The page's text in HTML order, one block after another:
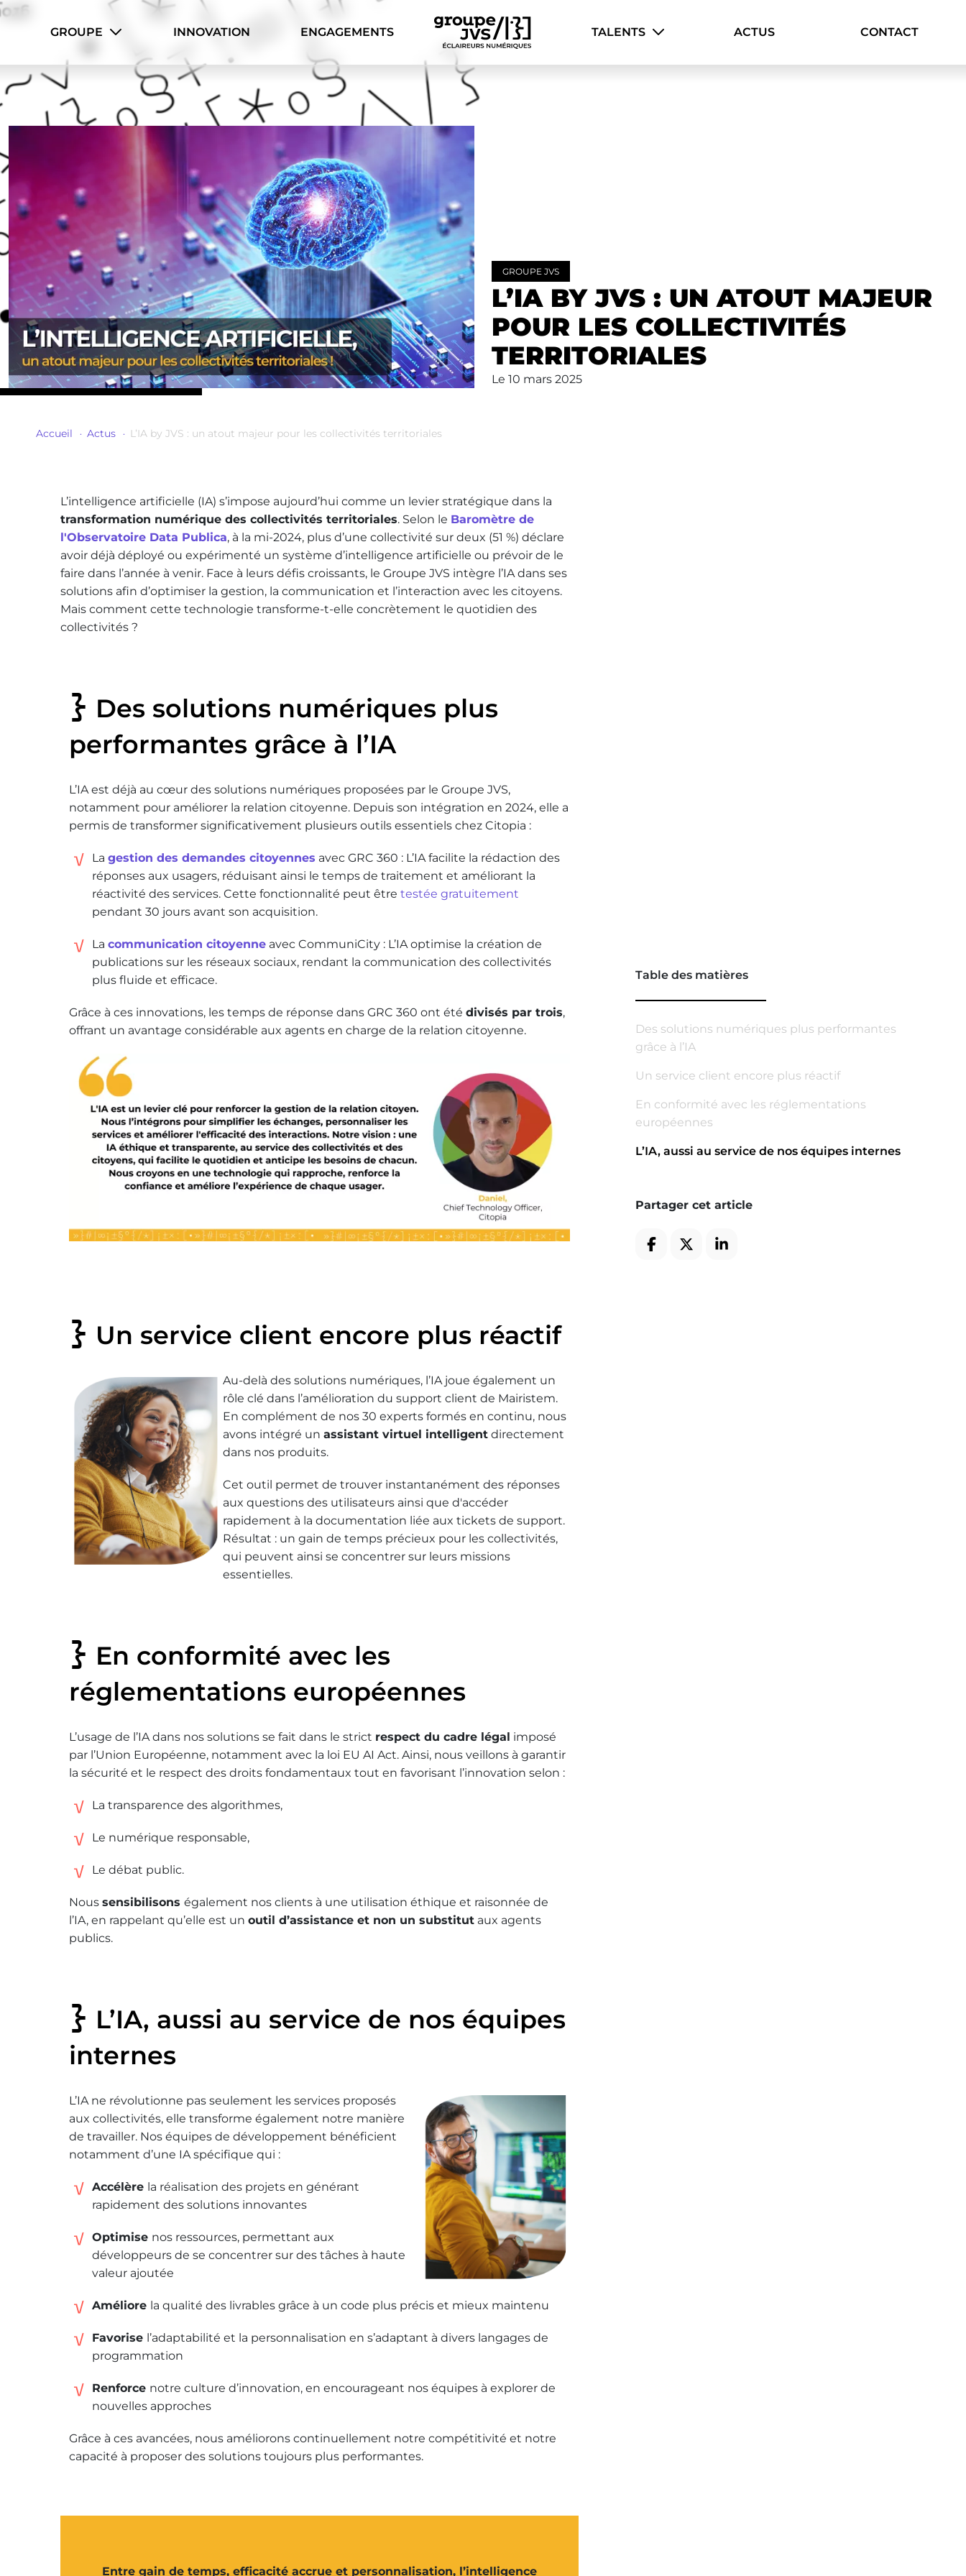
GROUPE INNOVATION ENGAGEMENTS TALENTS ACTUS CONTACT
GROUPE JVS
L’IA BY JVS : UN ATOUT MAJEUR
POUR LES COLLECTIVITÉS
TERRITORIALES
Le 10 mars 2025
Accueil Actus L’IA by JVS : un atout majeur pour les collectivités territoriales
L’intelligence artificielle (IA) s’impose aujourd’hui comme un levier stratégique dans la
transformation numérique des collectivités territoriales. Selon le Baromètre de
l'Observatoire Data Publica, à la mi-2024, plus d’une collectivité sur deux (51 %) déclare
avoir déjà déployé ou expérimenté un système d’intelligence artificielle ou prévoir de le
faire dans l’année à venir. Face à leurs défis croissants, le Groupe JVS intègre l’IA dans ses
solutions afin d’optimiser la gestion, la communication et l’interaction avec les citoyens.
Mais comment cette technologie transforme-t-elle concrètement le quotidien des
collectivités ?
Des solutions numériques plus
performantes grâce à l’IA
L’IA est déjà au cœur des solutions numériques proposées par le Groupe JVS,
notamment pour améliorer la relation citoyenne. Depuis son intégration en 2024, elle a
permis de transformer significativement plusieurs outils essentiels chez Citopia :
La gestion des demandes citoyennes avec GRC 360 : L’IA facilite la rédaction des
réponses aux usagers, réduisant ainsi le temps de traitement et améliorant la
réactivité des services. Cette fonctionnalité peut être testée gratuitement
pendant 30 jours avant son acquisition.
La communication citoyenne avec CommuniCity : L’IA optimise la création de
publications sur les réseaux sociaux, rendant la communication des collectivités
plus fluide et efficace.
Grâce à ces innovations, les temps de réponse dans GRC 360 ont été divisés par trois,
offrant un avantage considérable aux agents en charge de la relation citoyenne.
Un service client encore plus réactif
Au-delà des solutions numériques, l’IA joue également un
rôle clé dans l’amélioration du support client de Mairistem.
En complément de nos 30 experts formés en continu, nous
avons intégré un assistant virtuel intelligent directement
dans nos produits.
Cet outil permet de trouver instantanément des réponses
aux questions des utilisateurs ainsi que d'accéder
rapidement à la documentation liée aux tickets de support.
Résultat : un gain de temps précieux pour les collectivités,
qui peuvent ainsi se concentrer sur leurs missions
essentielles.
En conformité avec les
réglementations européennes
L’usage de l’IA dans nos solutions se fait dans le strict respect du cadre légal imposé
par l’Union Européenne, notamment avec la loi EU AI Act. Ainsi, nous veillons à garantir
la sécurité et le respect des droits fondamentaux tout en favorisant l’innovation selon :
La transparence des algorithmes,
Le numérique responsable,
Le débat public.
Nous sensibilisons également nos clients à une utilisation éthique et raisonnée de
l’IA, en rappelant qu’elle est un outil d’assistance et non un substitut aux agents
publics.
L’IA, aussi au service de nos équipes
internes
L’IA ne révolutionne pas seulement les services proposés
aux collectivités, elle transforme également notre manière
de travailler. Nos équipes de développement bénéficient
notamment d’une IA spécifique qui :
Accélère la réalisation des projets en générant
rapidement des solutions innovantes
Optimise nos ressources, permettant aux
développeurs de se concentrer sur des tâches à haute
valeur ajoutée
Améliore la qualité des livrables grâce à un code plus précis et mieux maintenu
Favorise l’adaptabilité et la personnalisation en s’adaptant à divers langages de
programmation
Renforce notre culture d’innovation, en encourageant nos équipes à explorer de
nouvelles approches
Grâce à ces avancées, nous améliorons continuellement notre compétitivité et notre
capacité à proposer des solutions toujours plus performantes.
Entre gain de temps, efficacité accrue et personnalisation, l’intelligence
Table des matières
Des solutions numériques plus performantes
grâce à l’IA
Un service client encore plus réactif
En conformité avec les réglementations
européennes
L’IA, aussi au service de nos équipes internes
Partager cet article
Cookies management panel